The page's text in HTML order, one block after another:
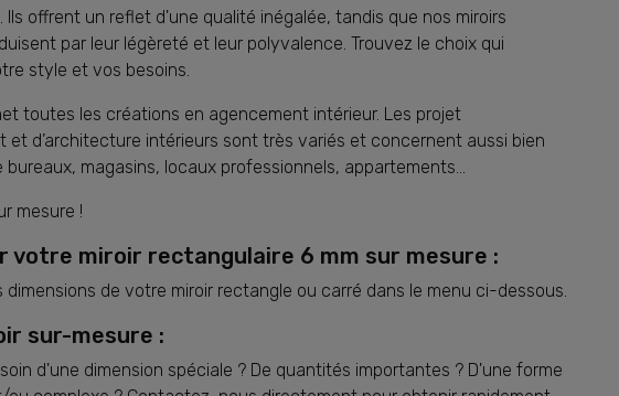
Ils offrent un reflet d'une qualité inégalée, tandis que nos miroirs
par leur légèreté et leur polyvalence. Trouvez le choix qui
style et vos besoins.
toutes les créations en agencement intérieur. Les projet
et d’architecture intérieurs sont très variés et concernent aussi bien
bureaux, magasins, locaux professionnels, appartements…
mesure !
votre miroir rectangulaire 6 mm sur mesure :
dimensions de votre miroir rectangle ou carré dans le menu ci-dessous.
sur-mesure :
d'une dimension spéciale ? De quantités importantes ? D'une forme